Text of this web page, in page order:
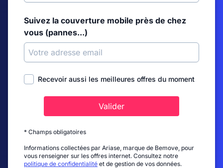
Suivez la couverture mobile près de chez
vous (pannes...)
Recevoir aussi les meilleures offres du moment
Valider
* Champs obligatoires
Informations collectées par Ariase, marque de Bemove, pour
vous renseigner sur les offres internet. Consultez notre
politique de confidentialité et de gestion de vos données.